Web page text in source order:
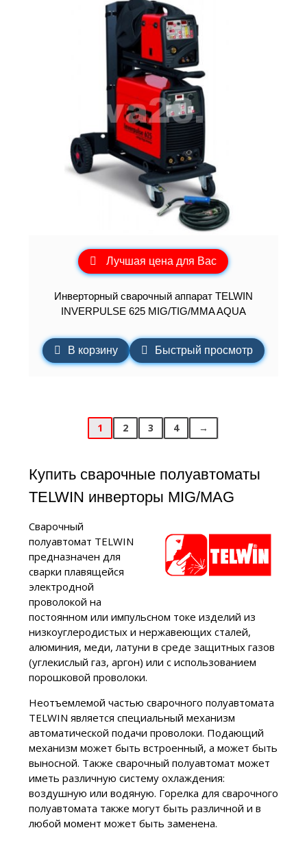
Лучшая цена для Вас
Инверторный сварочный аппарат TELWIN
INVERPULSE 625 MIG/TIG/MMA AQUA
В корзину Быстрый просмотр
1 2 3 4 →
Купить сварочные полуавтоматы
TELWIN инверторы MIG/MAG
Сварочный
полуавтомат TELWIN
предназначен для
сварки плавящейся
электродной
проволокой на
постоянном или импульсном токе изделий из
низкоуглеродистых и нержавеющих сталей,
алюминия, меди, латуни в среде защитных газов
(углекислый газ, аргон) или с использованием
порошковой проволоки.
Неотъемлемой частью сварочного полуавтомата
TELWIN является специальный механизм
автоматической подачи проволоки. Подающий
механизм может быть встроенный, а может быть
выносной. Также сварочный полуавтомат может
иметь различную систему охлаждения:
воздушную или водяную. Горелка для сварочного
полуавтомата также могут быть различной и в
любой момент может быть заменена.